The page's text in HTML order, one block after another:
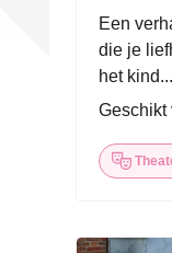
Een
die je
het
Geschikt